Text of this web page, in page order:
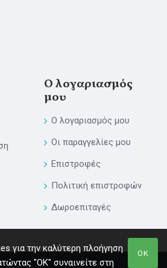
Ο λογαριασμός
μου
Ο λογαριασμός μου
Οι παραγγελίες μου
Επιστροφές
Πολιτική επιστροφών
Δωροεπιταγές
ΟΚ
για την καλύτερη πλοήγηση
"ΟΚ" συναινείτε στη